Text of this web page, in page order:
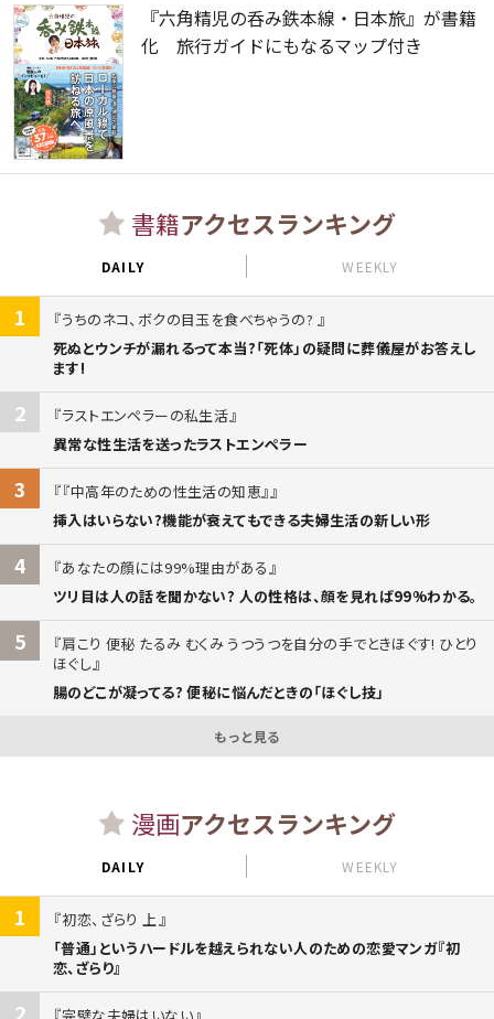
『六角精児の呑み鉄本線・日本旅』が書籍
化 旅行ガイドにもなるマップ付き
書籍アクセスランキング
DAILY WEEKLY
1
うちのネコ、ボクの目玉を食べちゃうの?
死ぬとウンチが漏れるって本当?「死体」の疑問に葬儀屋がお答えし
ます!
2
ラストエンペラーの私生活
異常な性生活を送ったラストエンペラー
3
『中高年のための性生活の知恵』
挿入はいらない?機能が衰えてもできる夫婦生活の新しい形
4
あなたの顔には99%理由がある
ツリ目は人の話を聞かない? 人の性格は、顔を見れば99%わかる。
5
肩こり 便秘 たるみ むくみ うつうつを自分の手でときほぐす! ひとり
ほぐし
腸のどこが凝ってる? 便秘に悩んだときの「ほぐし技」
もっと見る
漫画アクセスランキング
DAILY WEEKLY
1
初恋、ざらり 上
「普通」というハードルを越えられない人のための恋愛マンガ『初
恋、ざらり』
2